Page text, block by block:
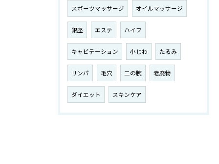
スポーツマッサージ オイルマッサージ
銀座 エステ ハイフ
キャビテーション 小じわ たるみ
リンパ 毛穴 二の腕 老廃物
ダイエット スキンケア